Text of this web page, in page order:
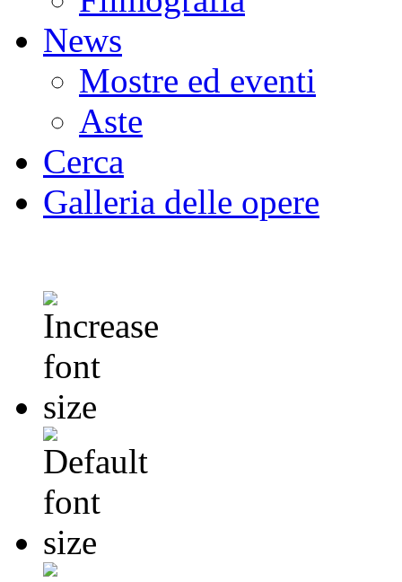
News
Mostre ed eventi
Aste
Cerca
Galleria delle opere